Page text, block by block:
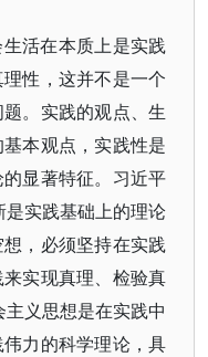
活在本质上是实践
性，这并不是一个
。实践的观点、生
本观点，实践性是
显著特征。习近平
是实践基础上的理论
，必须坚持在实践
实现真理、检验真
义思想是在实践中
力的科学理论，具